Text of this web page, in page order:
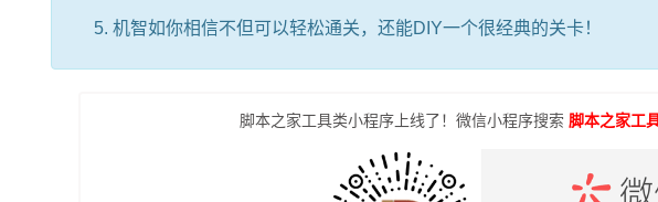
机智如你相信不但可以轻松通关，还能DIY一个很经典的关卡！
脚本之家工具类小程序上线了！微信小程序搜索 脚本之家工